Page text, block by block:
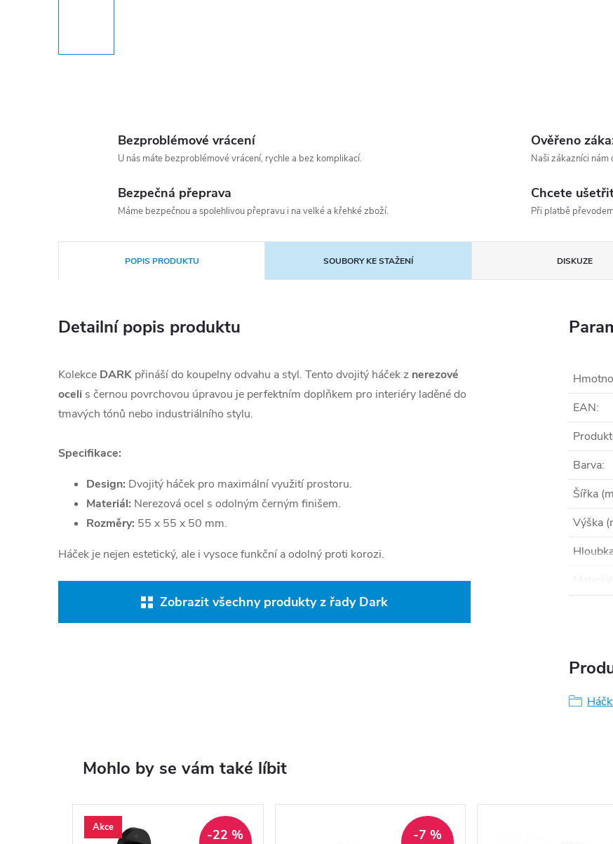
Bezproblémové vrácení
U nás máte bezproblémové vrácení, rychle a bez komplikací.
Ověřeno
Naši zákazníci nám
Bezpečná přeprava
Máme bezpečnou a spolehlivou přepravu i na velké a křehké zboží.
Chcete
Při platbě
POPIS PRODUKTU SOUBORY KE STAŽENÍ DISKUZE
Detailní popis produktu
Kolekce DARK přináší do koupelny odvahu a styl. Tento dvojitý háček z nerezové
oceli s černou povrchovou úpravou je perfektním doplňkem pro interiéry laděné do
tmavých tónů nebo industriálního stylu.
Specifikace:
Design: Dvojitý háček pro maximální využití prostoru.
Materiál: Nerezová ocel s odolným černým finišem.
Rozměry: 55 x 55 x 50 mm.
Háček je nejen estetický, ale i vysoce funkční a odolný proti korozi.
Zobrazit všechny produkty z řady Dark
EAN:
Barva:
Šířka
Výška
Mohlo by se vám také líbit
-22 %
Akce -7 %